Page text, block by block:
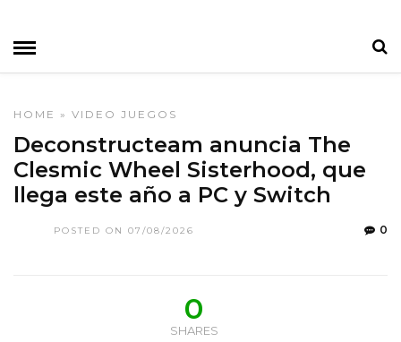
HOME » VIDEO JUEGOS
Deconstructeam anuncia The
Clesmic Wheel Sisterhood, que
llega este año a PC y Switch
POSTED ON 07/08/2026 0
0
SHARES